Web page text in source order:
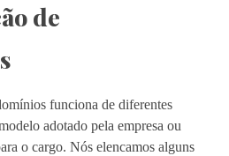
de
funciona de diferentes
adotado pela empresa ou
o cargo. Nós elencamos alguns